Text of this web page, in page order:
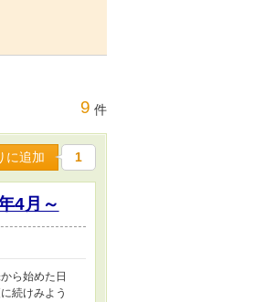
9 件
に追加 1
4月～
ら始めた日
続けみよう